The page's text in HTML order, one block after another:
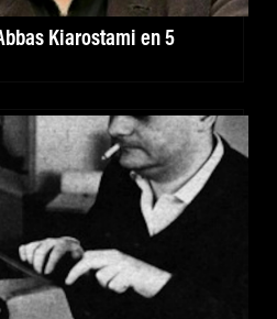
Kiarostami en 5